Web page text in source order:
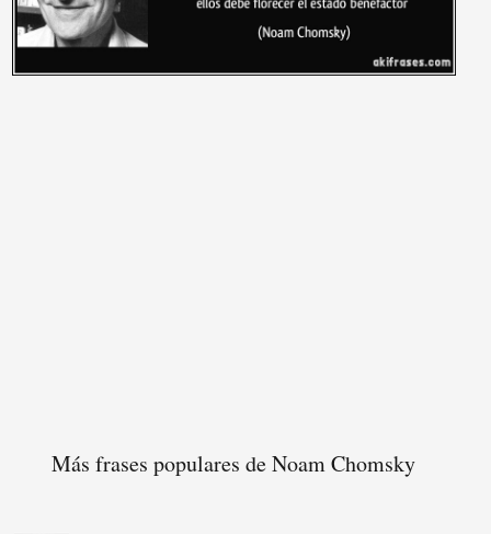
Más frases populares de Noam Chomsky